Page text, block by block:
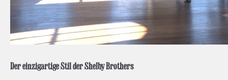
Der einzigartige Stil der Shelby Brothers